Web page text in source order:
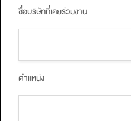
ชื่อบริษัทที่เคยร่วมงาน
ตำแหน่ง